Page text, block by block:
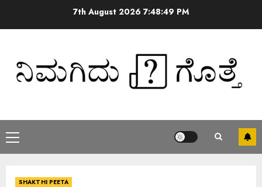
7th August 2026 7:48:49 PM
SHAKTHI PEETA